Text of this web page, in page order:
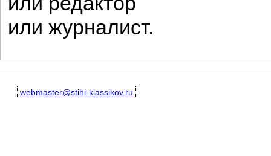
или журналист.
webmaster@stihi-klassikov.ru